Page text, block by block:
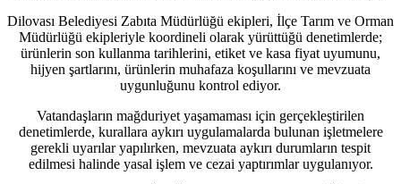
Dilovası Belediyesi Zabıta Müdürlüğü ekipleri, İlçe Tarım ve Orman
Müdürlüğü ekipleriyle koordineli olarak yürüttüğü denetimlerde;
ürünlerin son kullanma tarihlerini, etiket ve kasa fiyat uyumunu,
hijyen şartlarını, ürünlerin muhafaza koşullarını ve mevzuata
uygunluğunu kontrol ediyor.
Vatandaşların mağduriyet yaşamaması için gerçekleştirilen
denetimlerde, kurallara aykırı uygulamalarda bulunan işletmelere
gerekli uyarılar yapılırken, mevzuata aykırı durumların tespit
edilmesi halinde yasal işlem ve cezai yaptırımlar uygulanıyor.